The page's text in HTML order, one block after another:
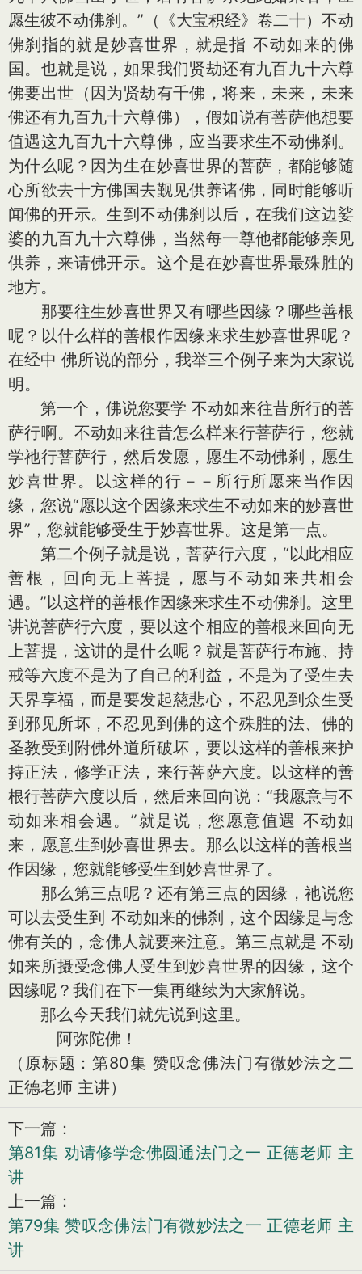
愿生彼不动佛刹。”（《大宝积经》卷二十）不动
佛刹指的就是妙喜世界，就是指 不动如来的佛
国。也就是说，如果我们贤劫还有九百九十六尊
佛要出世（因为贤劫有千佛，将来，未来，未来
佛还有九百九十六尊佛），假如说有菩萨他想要
值遇这九百九十六尊佛，应当要求生不动佛刹。
为什么呢？因为生在妙喜世界的菩萨，都能够随
心所欲去十方佛国去觐见供养诸佛，同时能够听
闻佛的开示。生到不动佛刹以后，在我们这边娑
婆的九百九十六尊佛，当然每一尊他都能够亲见
供养，来请佛开示。这个是在妙喜世界最殊胜的
地方。
那要往生妙喜世界又有哪些因缘？哪些善根
呢？以什么样的善根作因缘来求生妙喜世界呢？
在经中 佛所说的部分，我举三个例子来为大家说
明。
第一个，佛说您要学 不动如来往昔所行的菩
萨行啊。不动如来往昔怎么样来行菩萨行，您就
学祂行菩萨行，然后发愿，愿生不动佛刹，愿生
妙喜世界。以这样的行－－所行所愿来当作因
缘，您说“愿以这个因缘来求生不动如来的妙喜世
界”，您就能够受生于妙喜世界。这是第一点。
第二个例子就是说，菩萨行六度，“以此相应
善根，回向无上菩提，愿与不动如来共相会
遇。”以这样的善根作因缘来求生不动佛刹。这里
讲说菩萨行六度，要以这个相应的善根来回向无
上菩提，这讲的是什么呢？就是菩萨行布施、持
戒等六度不是为了自己的利益，不是为了受生去
天界享福，而是要发起慈悲心，不忍见到众生受
到邪见所坏，不忍见到佛的这个殊胜的法、佛的
圣教受到附佛外道所破坏，要以这样的善根来护
持正法，修学正法，来行菩萨六度。以这样的善
根行菩萨六度以后，然后来回向说：“我愿意与不
动如来相会遇。”就是说，您愿意值遇 不动如
来，愿意生到妙喜世界去。那么以这样的善根当
作因缘，您就能够受生到妙喜世界了。
那么第三点呢？还有第三点的因缘，祂说您
可以去受生到 不动如来的佛刹，这个因缘是与念
佛有关的，念佛人就要来注意。第三点就是 不动
如来所摄受念佛人受生到妙喜世界的因缘，这个
因缘呢？我们在下一集再继续为大家解说。
那么今天我们就先说到这里。
阿弥陀佛！
（原标题：第80集 赞叹念佛法门有微妙法之二
正德老师 主讲）
下一篇：
第81集 劝请修学念佛圆通法门之一 正德老师 主
讲
上一篇：
第79集 赞叹念佛法门有微妙法之一 正德老师 主
讲